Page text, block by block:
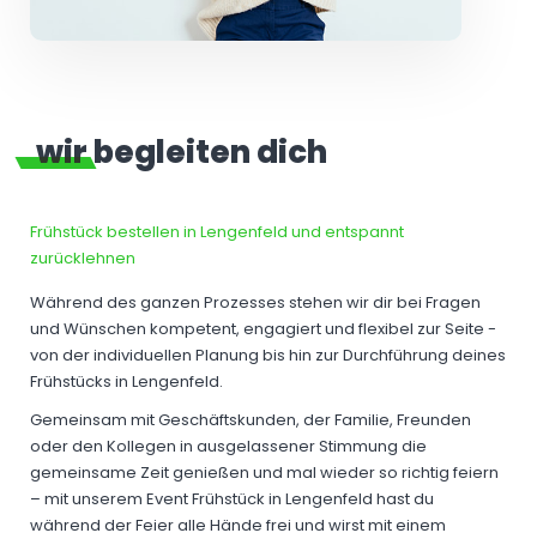
wir begleiten dich
Frühstück bestellen in Lengenfeld und entspannt
zurücklehnen
Während des ganzen Prozesses stehen wir dir bei Fragen
und Wünschen kompetent, engagiert und flexibel zur Seite -
von der individuellen Planung bis hin zur Durchführung deines
Frühstücks in Lengenfeld.
Gemeinsam mit Geschäftskunden, der Familie, Freunden
oder den Kollegen in ausgelassener Stimmung die
gemeinsame Zeit genießen und mal wieder so richtig feiern
– mit unserem Event Frühstück in Lengenfeld hast du
während der Feier alle Hände frei und wirst mit einem